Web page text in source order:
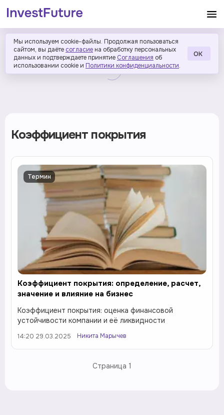
Мы используем cookie-файлы. Продолжая пользоваться
сайтом, вы даёте согласие на обработку персональных
данных и подтверждаете принятие Соглашения об
использовании cookie и Политики конфиденциальности.
ОК
Коэффициент покрытия
Термин
Коэффициент покрытия: определение, расчет,
значение и влияние на бизнес
Коэффициент покрытия: оценка финансовой
устойчивости компании и её ликвидности
14:20 29.03.2025 Никита Марычев
Страница 1